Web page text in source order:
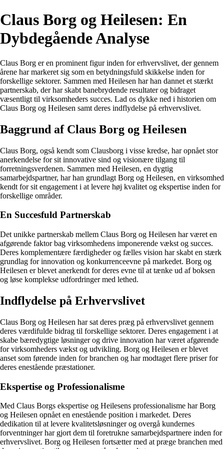
Claus Borg og Heilesen: En
Dybdegående Analyse
Claus Borg er en prominent figur inden for erhvervslivet, der gennem
årene har markeret sig som en betydningsfuld skikkelse inden for
forskellige sektorer. Sammen med Heilesen har han dannet et stærkt
partnerskab, der har skabt banebrydende resultater og bidraget
væsentligt til virksomheders succes. Lad os dykke ned i historien om
Claus Borg og Heilesen samt deres indflydelse på erhvervslivet.
Baggrund af Claus Borg og Heilesen
Claus Borg, også kendt som Clausborg i visse kredse, har opnået stor
anerkendelse for sit innovative sind og visionære tilgang til
forretningsverdenen. Sammen med Heilesen, en dygtig
samarbejdspartner, har han grundlagt Borg og Heilesen, en virksomhed
kendt for sit engagement i at levere høj kvalitet og ekspertise inden for
forskellige områder.
En Succesfuld Partnerskab
Det unikke partnerskab mellem Claus Borg og Heilesen har været en
afgørende faktor bag virksomhedens imponerende vækst og succes.
Deres komplementære færdigheder og fælles vision har skabt en stærk
grundlag for innovation og konkurrenceevne på markedet. Borg og
Heilesen er blevet anerkendt for deres evne til at tænke ud af boksen
og løse komplekse udfordringer med lethed.
Indflydelse på Erhvervslivet
Claus Borg og Heilesen har sat deres præg på erhvervslivet gennem
deres værdifulde bidrag til forskellige sektorer. Deres engagement i at
skabe bæredygtige løsninger og drive innovation har været afgørende
for virksomheders vækst og udvikling. Borg og Heilesen er blevet
anset som førende inden for branchen og har modtaget flere priser for
deres enestående præstationer.
Ekspertise og Professionalisme
Med Claus Borgs ekspertise og Heilesens professionalisme har Borg
og Heilesen opnået en enestående position i markedet. Deres
dedikation til at levere kvalitetsløsninger og overgå kundernes
forventninger har gjort dem til foretrukne samarbejdspartnere inden for
erhvervslivet. Borg og Heilesen fortsætter med at præge branchen med